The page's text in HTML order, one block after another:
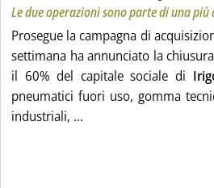
Le due operazioni sono parte di una
Prosegue la campagna di
settimana ha annunciato la
il 60% del capitale sociale di
pneumatici fuori uso, gomma
industriali, ...